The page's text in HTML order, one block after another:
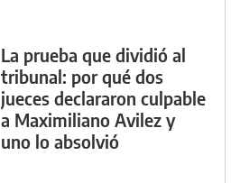
La prueba que dividió al
tribunal: por qué dos
jueces declararon culpable
a Maximiliano Avilez y
uno lo absolvió